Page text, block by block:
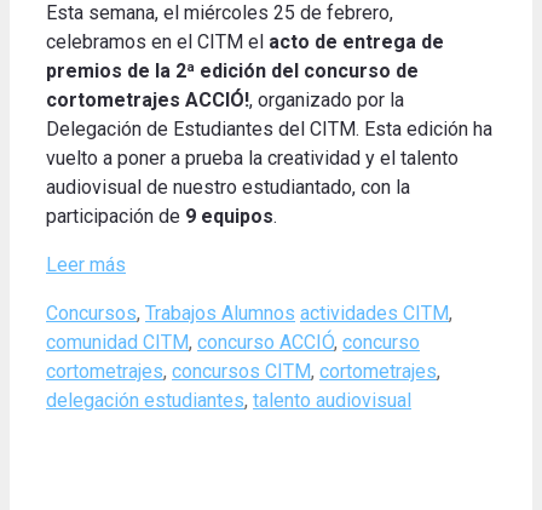
Esta semana, el miércoles 25 de febrero,
celebramos en el CITM el acto de entrega de
premios de la 2ª edición del concurso de
cortometrajes ACCIÓ!, organizado por la
Delegación de Estudiantes del CITM. Esta edición ha
vuelto a poner a prueba la creatividad y el talento
audiovisual de nuestro estudiantado, con la
participación de 9 equipos.
Leer más
Categories
Concursos, Trabajos Alumnos Tags
actividades CITM,
comunidad CITM, concurso ACCIÓ, concurso
cortometrajes, concursos CITM, cortometrajes,
delegación estudiantes, talento audiovisual